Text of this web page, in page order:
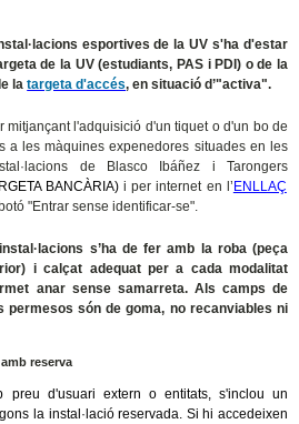
esportives de la UV s'ha d'estar
de la UV (estudiants, PAS i PDI) o de la
latargeta d'accés, en situació d’"activa".
mitjançant l'adquisició d'un tiquet o d'un bo de
a les màquines expenedores situades en les
de Blasco Ibáñez i Tarongers
BANCÀRIA)i per internet en l’ ENLLAÇ
"Entrar sense identificar-se".
s’ha de fer amb la roba (peça
i calçat adequat per a cada modalitat
anar sense samarreta. Als camps de
permesos són de goma, no recanviables ni
reserva
preu d'usuari extern o entitats, s'inclou un
la instal·lació reservada. Si hi accedeixen